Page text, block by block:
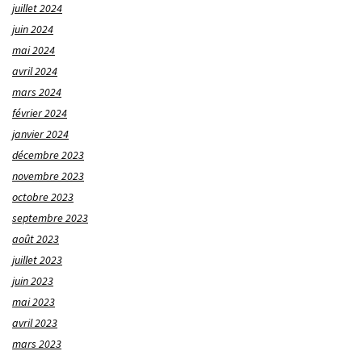
juillet 2024
juin 2024
mai 2024
avril 2024
mars 2024
février 2024
janvier 2024
décembre 2023
novembre 2023
octobre 2023
septembre 2023
août 2023
juillet 2023
juin 2023
mai 2023
avril 2023
mars 2023